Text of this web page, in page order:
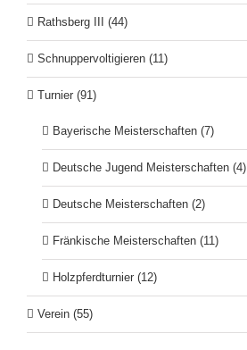
Rathsberg III (44)
Schnuppervoltigieren (11)
Turnier (91)
Bayerische Meisterschaften (7)
Deutsche Jugend Meisterschaften (4)
Deutsche Meisterschaften (2)
Fränkische Meisterschaften (11)
Holzpferdturnier (12)
Verein (55)